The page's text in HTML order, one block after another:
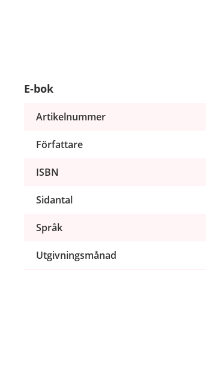
E-bok
Artikelnummer
Författare
ISBN
Sidantal
Språk
Utgivningsmånad